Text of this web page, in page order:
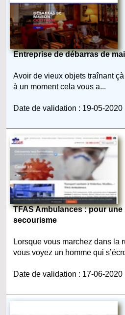
Entreprise de débarras de
Avoir de vieux objets traînant
à un moment cela vous a...
Date de validation : 19-05-2020
TFAS Ambulances : pour
secourisme
Lorsque vous marchez dans la
vous voyez un homme qui
Date de validation : 17-06-2020